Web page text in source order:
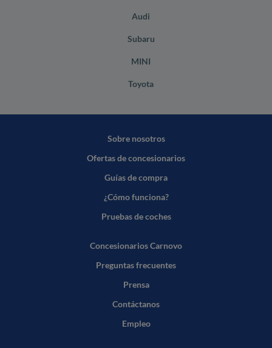
Audi
Subaru
MINI
Toyota
Sobre nosotros
Ofertas de concesionarios
Guías de compra
¿Cómo funciona?
Pruebas de coches
Concesionarios Carnovo
Preguntas frecuentes
Prensa
Contáctanos
Empleo